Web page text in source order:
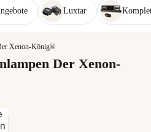
Luxtar
Xenon-König®
Der Xenon-